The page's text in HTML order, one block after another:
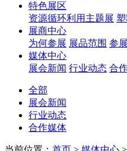
特色展区
资源循环利用主题展
展商中心
为何参展 展品范围 参
媒体中心
展会新闻 行业动态 合
全部
展会新闻
行业动态
合作媒体